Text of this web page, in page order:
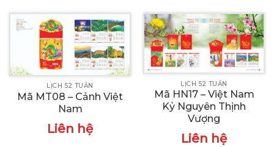
LỊCH 52 TUẦN
Mã MT08 – Cảnh Việt
Nam
Liên hệ
LỊCH 52 TUẦN
Mã HN17 – Việt Nam
Kỷ Nguyên Thịnh
Vượng
Liên hệ